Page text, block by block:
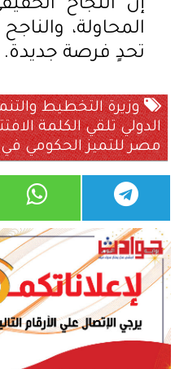
إن النجاح
المحاولة،
تحدٍ فرصة جديدة.
وزيرة التخطيط
الدولي تلقي الكلمة
مصر للتميز الحكومي في